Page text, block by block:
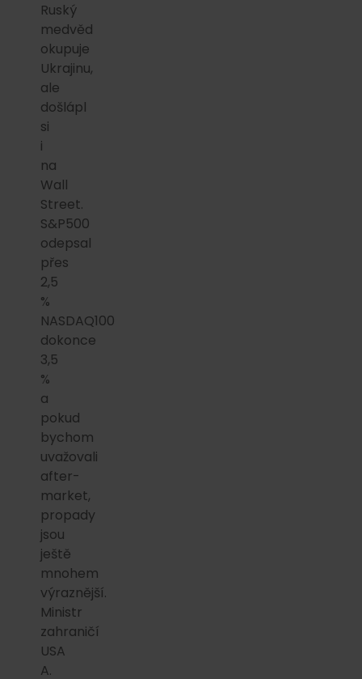
Ruský
medvěd
okupuje
Ukrajinu,
ale
došlápl
si
i
na
Wall
Street.
S&P500
odepsal
přes
2,5
%
NASDAQ100
dokonce
3,5
%
a
pokud
bychom
uvažovali
after-
market,
propady
jsou
ještě
mnohem
výraznější.
Ministr
zahraničí
USA
A.